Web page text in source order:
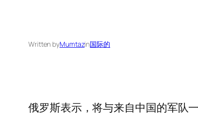
Written byMumtazin国际的
俄罗斯表示，将与来自中国的军队